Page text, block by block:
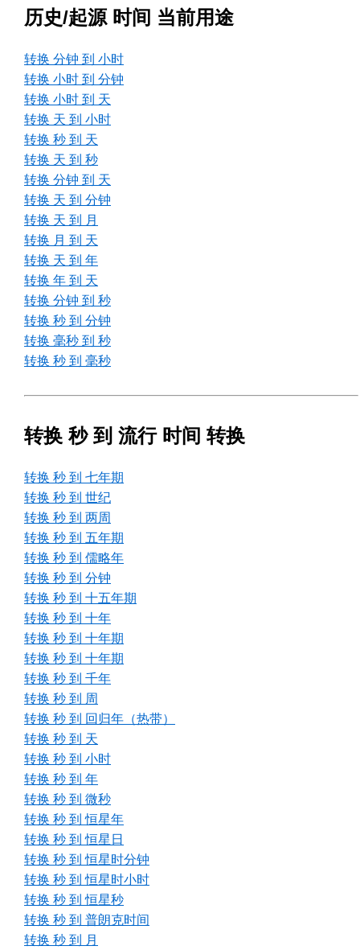
历史/起源 时间 当前用途
转换 分钟 到 小时
转换 小时 到 分钟
转换 小时 到 天
转换 天 到 小时
转换 秒 到 天
转换 天 到 秒
转换 分钟 到 天
转换 天 到 分钟
转换 天 到 月
转换 月 到 天
转换 天 到 年
转换 年 到 天
转换 分钟 到 秒
转换 秒 到 分钟
转换 毫秒 到 秒
转换 秒 到 毫秒
转换 秒 到 流行 时间 转换
转换 秒 到 七年期
转换 秒 到 世纪
转换 秒 到 两周
转换 秒 到 五年期
转换 秒 到 儒略年
转换 秒 到 分钟
转换 秒 到 十五年期
转换 秒 到 十年
转换 秒 到 十年期
转换 秒 到 十年期
转换 秒 到 千年
转换 秒 到 周
转换 秒 到 回归年（热带）
转换 秒 到 天
转换 秒 到 小时
转换 秒 到 年
转换 秒 到 微秒
转换 秒 到 恒星年
转换 秒 到 恒星日
转换 秒 到 恒星时分钟
转换 秒 到 恒星时小时
转换 秒 到 恒星秒
转换 秒 到 普朗克时间
转换 秒 到 月